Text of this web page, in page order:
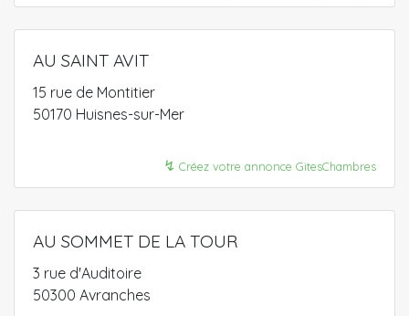
AU SAINT AVIT
15 rue de Montitier
50170 Huisnes-sur-Mer
↯ Créez votre annonce GitesChambres
AU SOMMET DE LA TOUR
3 rue d'Auditoire
50300 Avranches